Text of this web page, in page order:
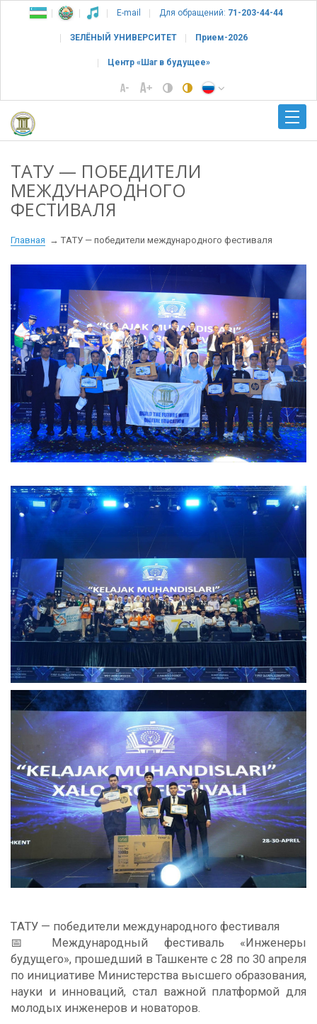
E-mail Для обращений: 71-203-44-44
ЗЕЛЁНЫЙ УНИВЕРСИТЕТ Прием-2026
Центр «Шаг в будущее»
ТAТУ — ПОБЕДИТЕЛИ
МЕЖДУНАРОДНОГО
ФЕСТИВАЛЯ
Главная ТAТУ — победители международного фестиваля
ТAТУ — победители международного фестиваля
📅 Международный фестиваль «Инженеры
будущего», прошедший в Ташкенте с 28 по 30 апреля
по инициативе Министерства высшего образования,
науки и инноваций, стал важной платформой для
молодых инженеров и новаторов.